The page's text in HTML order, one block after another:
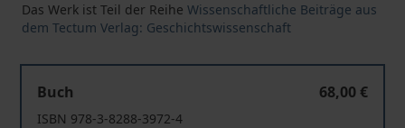
Das Werk ist Teil der Reihe Wissenschaftliche Beiträge aus
dem Tectum Verlag: Geschichtswissenschaft
Buch
68,00 €
ISBN 978-3-8288-3972-4